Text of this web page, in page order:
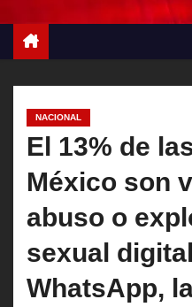
NACIONAL
El 13% de
México son
abuso o
sexual
WhatsApp,